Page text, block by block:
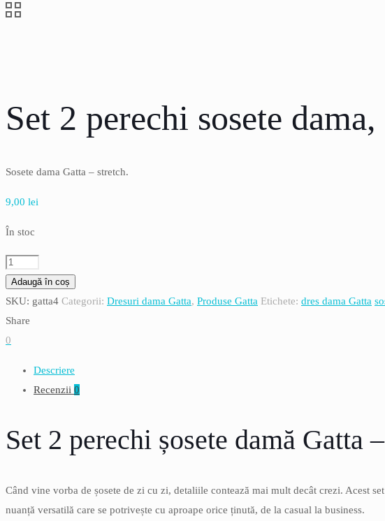
Set 2 perechi sosete
Sosete dama Gatta – stretch.
9,00 lei
În stoc
Cantitate
Set
2
perechi
sosete
stretch,
universala
Adaugă în coș
SKU: gatta4 Categorii: Dresuri dama Gatta, Produse Gatta Etichete: dres dama Gatta
Share
0
Descriere
Recenzii 0
Set 2 perechi șosete damă
Când vine vorba de șosete de zi cu zi, detaliile contează mai mult decât crezi. Acest
nuanță versatilă care se potrivește cu aproape orice ținută, de la casual la business.